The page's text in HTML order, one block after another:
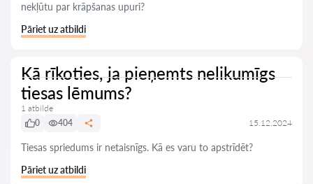
nekļūtu par krāpšanas upuri?
Pāriet uz atbildi
Kā rīkoties, ja pieņemts nelikumīgs
tiesas lēmums?
1 atbilde
0
404 15.12.2024
Tiesas spriedums ir netaisnīgs. Kā es varu to apstrīdēt?
Pāriet uz atbildi